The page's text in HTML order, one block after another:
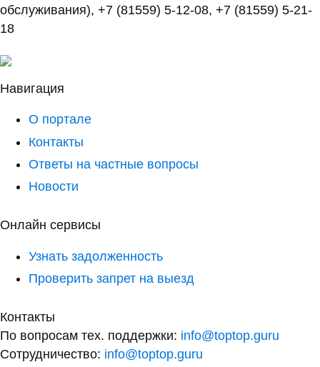
обслуживания), +7 (81559) 5-12-08, +7 (81559) 5-21-
18
Навигация
О портале
Контакты
Ответы на частные вопросы
Новости
Онлайн сервисы
Узнать задолженность
Проверить запрет на выезд
Контакты
По вопросам тех. поддержки: info@toptop.guru
Сотрудничество: info@toptop.guru